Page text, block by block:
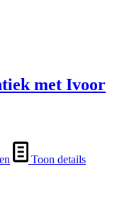
met Ivoor
Toon details